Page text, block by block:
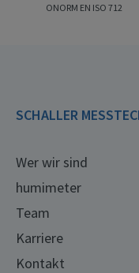
ONORM EN ISO 712
SCHALLER
Wer wir sind
humimeter
Team
Karriere
Kontakt